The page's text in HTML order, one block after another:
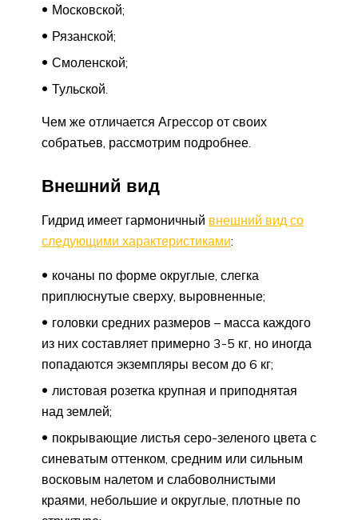
Московской;
Рязанской;
Смоленской;
Тульской.
Чем же отличается Агрессор от своих
собратьев, рассмотрим подробнее.
Внешний вид
Гидрид имеет гармоничный внешний вид со
следующими характеристиками:
кочаны по форме округлые, слегка
приплюснутые сверху, выровненные;
головки средних размеров – масса каждого
из них составляет примерно 3-5 кг, но иногда
попадаются экземпляры весом до 6 кг;
листовая розетка крупная и приподнятая
над землей;
покрывающие листья серо-зеленого цвета с
синеватым оттенком, средним или сильным
восковым налетом и слабоволнистыми
краями, небольшие и округлые, плотные по